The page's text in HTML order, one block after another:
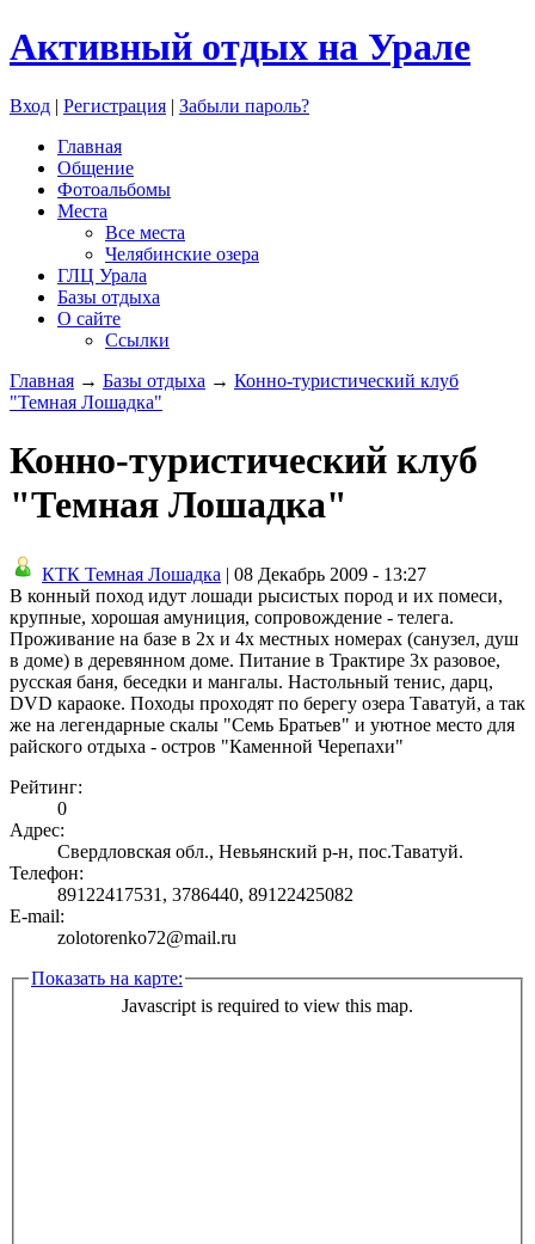
Активный отдых на Урале
Вход | Регистрация | Забыли пароль?
Главная
Общение
Фотоальбомы
Места
Все места
Челябинские озера
ГЛЦ Урала
Базы отдыха
О сайте
Ссылки
Главная → Базы отдыха → Конно-туристический клуб
"Темная Лошадка"
Конно-туристический клуб
"Темная Лошадка"
КТК Темная Лошадка | 08 Декабрь 2009 - 13:27
В конный поход идут лошади рысистых пород и их помеси,
крупные, хорошая амуниция, сопровождение - телега.
Проживание на базе в 2х и 4х местных номерах (санузел, душ
в доме) в деревянном доме. Питание в Трактире 3х разовое,
русская баня, беседки и мангалы. Настольный тенис, дарц,
DVD караоке. Походы проходят по берегу озера Таватуй, а так
же на легендарные скалы "Семь Братьев" и уютное место для
райского отдыха - остров "Каменной Черепахи"
Рейтинг:
0
Адрес:
Свердловская обл., Невьянский р-н, пос.Таватуй.
Телефон:
89122417531, 3786440, 89122425082
E-mail:
zolotorenko72@mail.ru
Показать на карте:
Javascript is required to view this map.